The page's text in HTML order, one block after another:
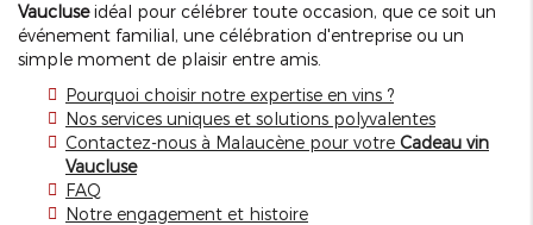
Vaucluseidéal pour célébrer toute occasion, que ce soit un
événement familial, une célébration d'entreprise ou un
simple moment de plaisir entre amis.
Pourquoi choisir notre expertise en vins ?
Nos services uniques et solutions polyvalentes
Contactez-nous à Malaucène pour votre Cadeau vin
Vaucluse
FAQ
Notre engagement et histoire